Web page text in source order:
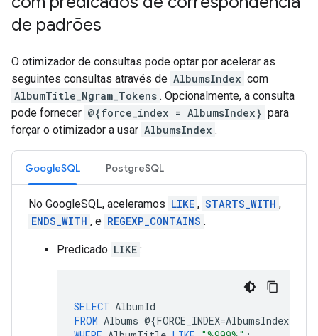
de padrões
O otimizador de consultas pode optar por acelerar as
seguintes consultas através de AlbumsIndex com
AlbumTitle_Ngram_Tokens . Opcionalmente, a consulta
pode fornecer @{force_index = AlbumsIndex} para
forçar o otimizador a usar AlbumsIndex .
GoogleSQL PostgreSQL
No GoogleSQL, aceleramos LIKE , STARTS_WITH ,
ENDS_WITH , e REGEXP_CONTAINS .
Predicado LIKE :
SELECT AlbumId
FROM Albums @{FORCE_INDEX=AlbumsIndex